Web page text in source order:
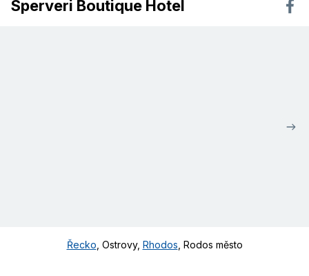
Sperveri Boutique Hotel
Řecko Ostrovy, Rhodos Rodos město